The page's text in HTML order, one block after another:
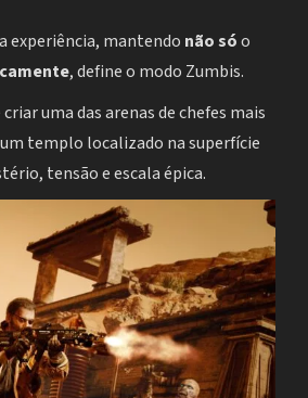
experiência, mantendo não sóo
, define o modo Zumbis.
uma das arenas de chefes mais
templo localizado na superfície
tensão e escala épica.